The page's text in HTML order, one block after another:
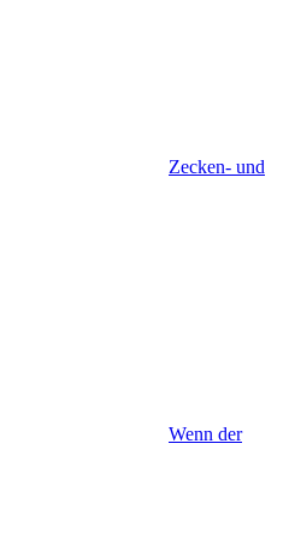
Zecken- und
Wenn der